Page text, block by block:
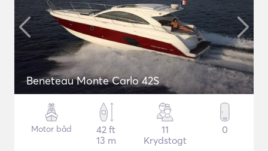
Beneteau Monte Carlo 42S
Motor båd
42 ft
13 m
11
Krydstogt
0